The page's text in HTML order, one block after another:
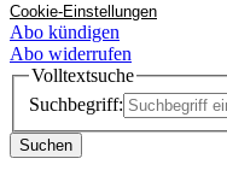
Cookie-Einstellungen
Abo kündigen
Abo widerrufen
Volltextsuche
Suchbegriff:
Suchen